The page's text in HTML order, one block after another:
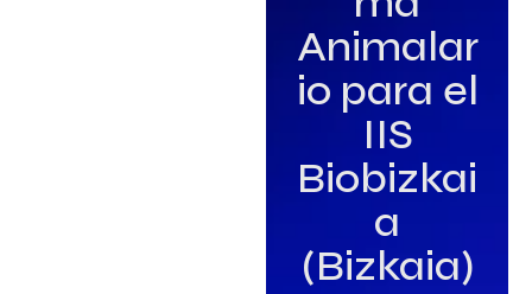
Animalar
io para el
IIS
Biobizkai
a
(Bizkaia)